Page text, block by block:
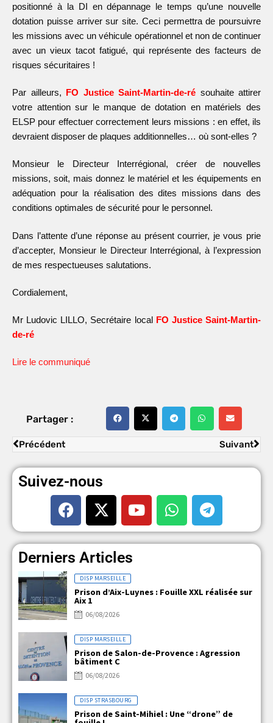
positionné à la DI en dépannage le temps qu’une nouvelle
dotation puisse arriver sur site. Ceci permettra de poursuivre
les missions avec un véhicule opérationnel et non de continuer
avec un vieux tacot fatigué, qui représente des facteurs de
risques sécuritaires !
Par ailleurs, FO Justice Saint-Martin-de-ré souhaite attirer
votre attention sur le manque de dotation en matériels des
ELSP pour effectuer correctement leurs missions : en effet, ils
devraient disposer de plaques additionnelles… où sont-elles ?
Monsieur le Directeur Interrégional, créer de nouvelles
missions, soit, mais donnez le matériel et les équipements en
adéquation pour la réalisation des dites missions dans des
conditions optimales de sécurité pour le personnel.
Dans l’attente d’une réponse au présent courrier, je vous prie
d’accepter, Monsieur le Directeur Interrégional, à l’expression
de mes respectueuses salutations.
Cordialement,
Mr Ludovic LILLO, Secrétaire local FO Justice Saint-Martin-
de-ré
Lire le communiqué
Partager :
Précédent Suivant
Suivez-nous
Derniers Articles
DISP MARSEILLE
Prison d’Aix-Luynes : Fouille XXL réalisée sur
Aix 1
06/08/2026
DISP MARSEILLE
Prison de Salon-de-Provence : Agression
bâtiment C
06/08/2026
DISP STRASBOURG
Prison de Saint-Mihiel : Une “drone” de